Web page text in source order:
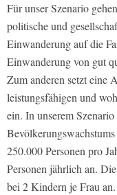
Für unser Szenario
politische und
Einwanderung auf die
Einwanderung von gut
Zum anderen setzt eine
leistungsfähigen und
ein. In unserem
250.000 Personen pro
Personen jährlich an.
bei 2 Kindern je Frau